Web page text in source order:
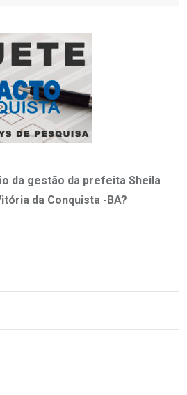
da gestão da prefeita Sheila
da Conquista -BA?